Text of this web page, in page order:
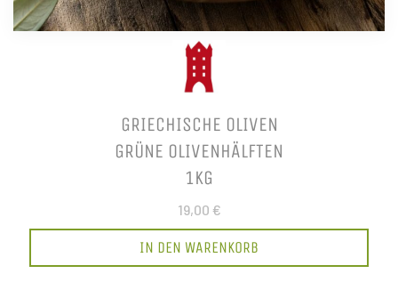
GRIECHISCHE OLIVEN
GRÜNE OLIVENHÄLFTEN
1KG
19,00 €
IN DEN WARENKORB